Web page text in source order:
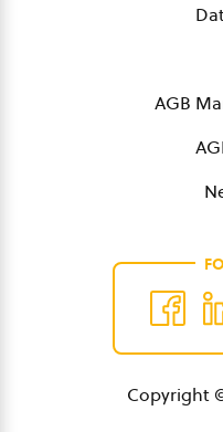
AGB
Copyright